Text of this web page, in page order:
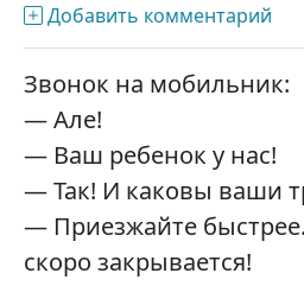
Добавить комментарий
Звонок на мобильник:
— Але!
— Ваш ребенок у нас!
— Так! И каковы ваши
— Приезжайте
скоро закрывается!